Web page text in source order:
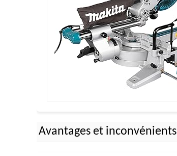
Avantages et inconvénients